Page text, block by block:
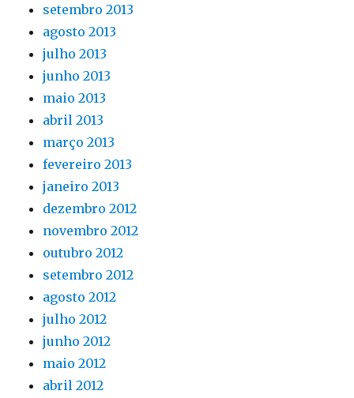
setembro 2013
agosto 2013
julho 2013
junho 2013
maio 2013
abril 2013
março 2013
fevereiro 2013
janeiro 2013
dezembro 2012
novembro 2012
outubro 2012
setembro 2012
agosto 2012
julho 2012
junho 2012
maio 2012
abril 2012